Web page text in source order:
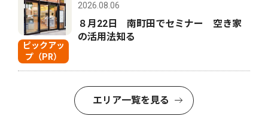
ピックアッ
プ（PR）
2026.08.06
８月22日 南町田でセミナー 空き家
の活用法知る
エリア一覧を見る